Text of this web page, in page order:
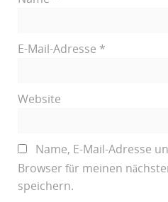
E-Mail-Adresse *
Website
Name, E-Mail-Adresse
Browser für meinen
speichern.